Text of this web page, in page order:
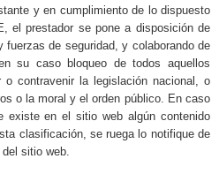
y en cumplimiento de lo dispuesto
el prestador se pone a disposición de
de seguridad, y colaborando de
su caso bloqueo de todos aquellos
o contravenir la legislación nacional, o
o la moral y el orden público. En caso
existe en el sitio web algún contenido
clasificación, se ruega lo notifique de
sitio web.